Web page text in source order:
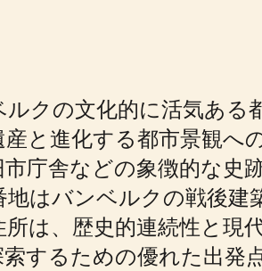
ルクの文化的に活気あ
と進化する都市景観へ
庁舎などの象徴的な史
地はバンベルクの戦後
は、歴史的連続性と現
するための優れた出発